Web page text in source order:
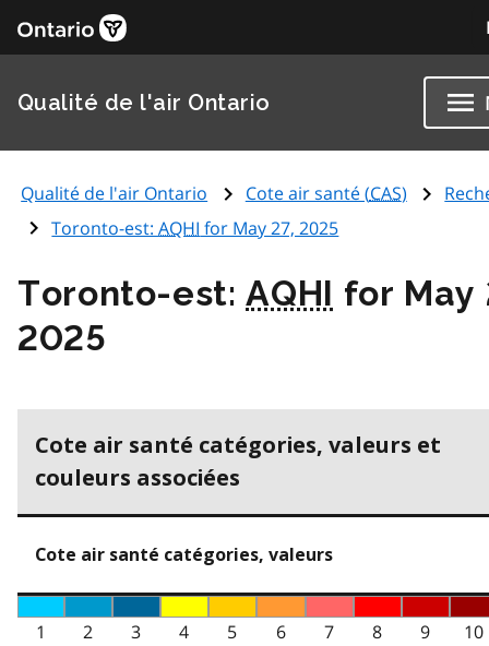
Qualité de l'air Ontario
Qualité de l'air Ontario Cote air santé (CAS)
Toronto-est:AQHI for May 27, 2025
Toronto-est:AQHI for May
2025
Cote air santé catégories, valeurs et
couleurs associées
Cote air santé catégories, valeurs
1 2 3 4 5 6 7 8 9
10